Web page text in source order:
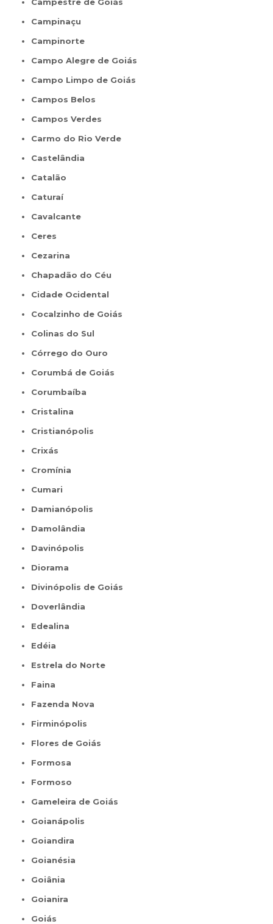
Campinaçu
Campinorte
Campo Alegre de Goiás
Campo Limpo de Goiás
Campos Belos
Campos Verdes
Carmo do Rio Verde
Castelândia
Catalão
Caturaí
Cavalcante
Ceres
Cezarina
Chapadão do Céu
Cidade Ocidental
Cocalzinho de Goiás
Colinas do Sul
Córrego do Ouro
Corumbá de Goiás
Corumbaíba
Cristalina
Cristianópolis
Crixás
Cromínia
Cumari
Damianópolis
Damolândia
Davinópolis
Diorama
Divinópolis de Goiás
Doverlândia
Edealina
Edéia
Estrela do Norte
Faina
Fazenda Nova
Firminópolis
Flores de Goiás
Formosa
Formoso
Gameleira de Goiás
Goianápolis
Goiandira
Goianésia
Goiânia
Goianira
Goiás